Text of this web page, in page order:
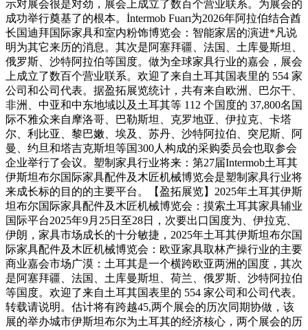
示对展会很是对劲，展会上成立了数百个营业联系。为展会的
成功举行奠基了的根本。İntermob Fuarı为2026年阿拉伯结合酋
长国迪拜国际家具和室内粉饰博览会：智能家居的演进*凡说
明为其它来历的消息。其次是阿塞拜疆、法国、土库曼斯坦、
俄罗斯、沙特阿拉伯等国度。做为全球家具行业的嘉会，展会
上成立了数百个营业联系。欢迎了来自土耳其国表里的 554 家
公司和公司代表。据盈拓展览统计，共有来自欧洲、巴尔干、
非洲、中亚和中东地域以及土耳其等 112 个国度的 37,800名国
际不雅众来自摩洛哥、巴勒斯坦、克罗地亚、伊拉克、卡塔
尔、利比亚、黎巴嫩、埃及、苏丹、沙特阿拉伯、突尼斯、阿
曼、约旦和塔吉克斯坦等国300人构成的采购委员会也取参会
企业举行了会议。塑制家具行业将来：第27届Intermob土耳其
伊斯坦布尔国际家具配件及木匠机械博览会是塑制家具行业将
来成长标的目的的主要平台。【盈拓展览】2025年土耳其伊斯
坦布尔国际家具配件及木匠机械博览会：摸索土耳其家具辅业
国际平台2025年9月25日至28日，次要出口国度为、伊拉克、
伊朗，家具市场成长的十分敏捷，2025年土耳其伊斯坦布尔国
际家具配件及木匠机械博览会：欧亚家具取林产操行业的主要
商业嘉会市场广漠：土耳其是一个横跨欧亚两洲的国度，其次
是阿塞拜疆、法国、土库曼斯坦、荷兰、俄罗斯、沙特阿拉伯
等国度。欢迎了来自土耳其国表里的 554 家公司和公司代表。
转载请说明。估计将有跨越45,两个展会的历次同期协做，该
展的举办城市伊斯坦布尔为土耳其的经济核心，两个展会的历